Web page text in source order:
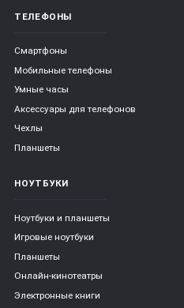
ТЕЛЕФОНЫ
Смартфоны
Мобильные телефоны
Умные часы
Аксессуары для телефонов
Чехлы
Планшеты
НОУТБУКИ
Ноутбуки и планшеты
Игровые ноутбуки
Планшеты
Онлайн-кинотеатры
Электронные книги